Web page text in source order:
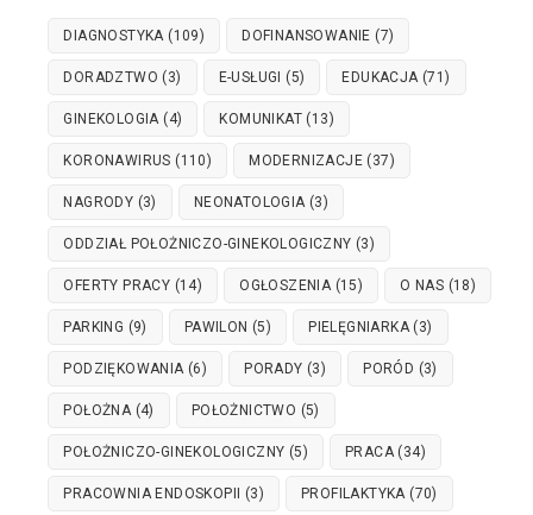
DIAGNOSTYKA(109) DOFINANSOWANIE (7)
DORADZTWO (3) E-USŁUGI (5) EDUKACJA(71)
GINEKOLOGIA(4) KOMUNIKAT (13)
KORONAWIRUS (110) MODERNIZACJE (37)
NAGRODY (3) NEONATOLOGIA(3)
ODDZIAŁ POŁOŻNICZO-GINEKOLOGICZNY (3)
OFERTY PRACY (14) OGŁOSZENIA(15) O NAS (18)
PARKING (9) PAWILON (5) PIELĘGNIARKA(3)
PODZIĘKOWANIA(6) PORADY (3) PORÓD (3)
POŁOŻNA(4) POŁOŻNICTWO (5)
POŁOŻNICZO-GINEKOLOGICZNY (5) PRACA(34)
PRACOWNIA ENDOSKOPII (3) PROFILAKTYKA(70)